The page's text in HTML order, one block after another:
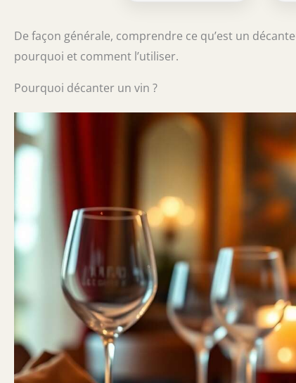
De façon générale, comprendre ce qu’est un
pourquoi et comment l’utiliser.
Pourquoi décanter un vin ?